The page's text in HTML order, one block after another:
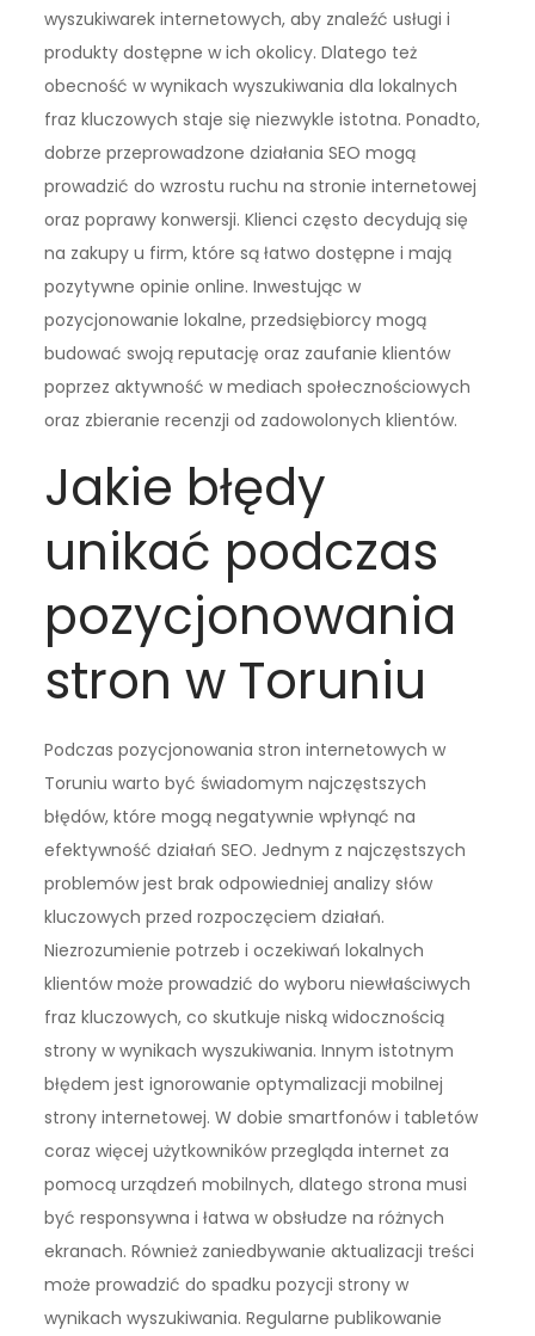
wyszukiwarek internetowych, aby znaleźć usługi i
produkty dostępne w ich okolicy. Dlatego też
obecność w wynikach wyszukiwania dla lokalnych
fraz kluczowych staje się niezwykle istotna. Ponadto,
dobrze przeprowadzone działania SEO mogą
prowadzić do wzrostu ruchu na stronie internetowej
oraz poprawy konwersji. Klienci często decydują się
na zakupy u firm, które są łatwo dostępne i mają
pozytywne opinie online. Inwestując w
pozycjonowanie lokalne, przedsiębiorcy mogą
budować swoją reputację oraz zaufanie klientów
poprzez aktywność w mediach społecznościowych
oraz zbieranie recenzji od zadowolonych klientów.
Jakie błędy
unikać podczas
pozycjonowania
stron w Toruniu
Podczas pozycjonowania stron internetowych w
Toruniu warto być świadomym najczęstszych
błędów, które mogą negatywnie wpłynąć na
efektywność działań SEO. Jednym z najczęstszych
problemów jest brak odpowiedniej analizy słów
kluczowych przed rozpoczęciem działań.
Niezrozumienie potrzeb i oczekiwań lokalnych
klientów może prowadzić do wyboru niewłaściwych
fraz kluczowych, co skutkuje niską widocznością
strony w wynikach wyszukiwania. Innym istotnym
błędem jest ignorowanie optymalizacji mobilnej
strony internetowej. W dobie smartfonów i tabletów
coraz więcej użytkowników przegląda internet za
pomocą urządzeń mobilnych, dlatego strona musi
być responsywna i łatwa w obsłudze na różnych
ekranach. Również zaniedbywanie aktualizacji treści
może prowadzić do spadku pozycji strony w
wynikach wyszukiwania. Regularne publikowanie